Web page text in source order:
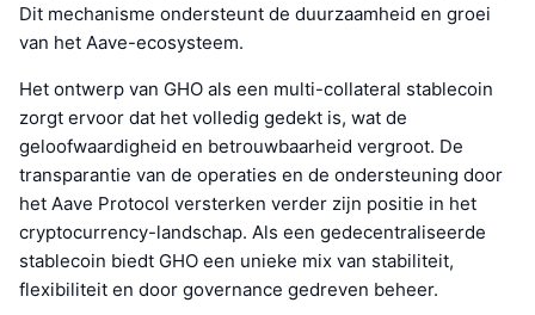
Dit mechanisme ondersteunt de duurzaamheid en groei
van het Aave-ecosysteem.
Het ontwerp van GHO als een multi-collateral stablecoin
zorgt ervoor dat het volledig gedekt is, wat de
geloofwaardigheid en betrouwbaarheid vergroot. De
transparantie van de operaties en de ondersteuning door
het Aave Protocol versterken verder zijn positie in het
cryptocurrency-landschap. Als een gedecentraliseerde
stablecoin biedt GHO een unieke mix van stabiliteit,
flexibiliteit en door governance gedreven beheer.